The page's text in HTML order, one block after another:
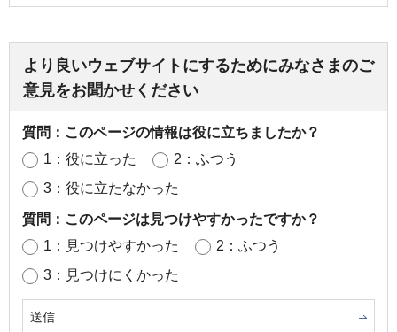
より良いウェブサイトにするためにみなさまのご
意見をお聞かせください
質問：このページの情報は役に立ちましたか？
1：役に立った
2：ふつう
3：役に立たなかった
質問：このページは見つけやすかったですか？
1：見つけやすかった
2：ふつう
3：見つけにくかった